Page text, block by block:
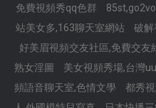
免費視頻秀qq色群
站美女多,163聊天室網站
破解
好美眉視頻交友社區,免費交友
熟女淫圖
美女視頻秀場,台灣
頻語音聊天室,色情文學
都秀